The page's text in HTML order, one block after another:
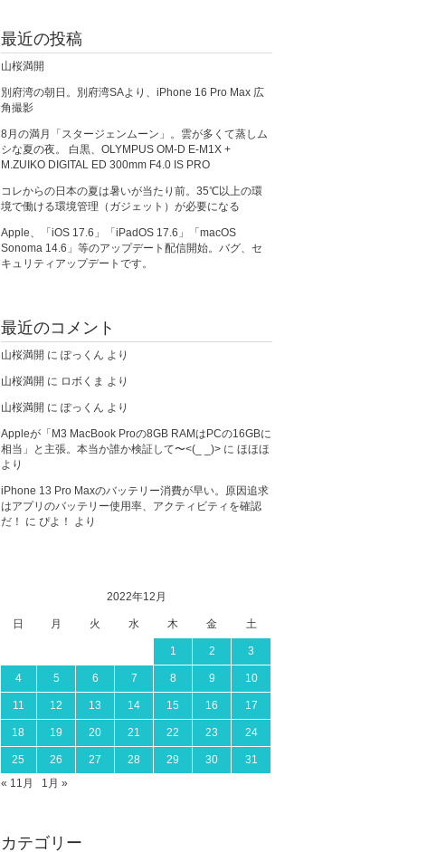
最近の投稿
山桜満開
別府湾の朝日。別府湾SAより、iPhone 16 Pro Max 広
角撮影
8月の満月「スタージェンムーン」。雲が多くて蒸しム
シな夏の夜。 白黒、OLYMPUS OM-D E-M1X +
M.ZUIKO DIGITAL ED 300mm F4.0 IS PRO
コレからの日本の夏は暑いが当たり前。35℃以上の環
境で働ける環境管理（ガジェット）が必要になる
Apple、「iOS 17.6」「iPadOS 17.6」「macOS
Sonoma 14.6」等のアップデート配信開始。バグ、セ
キュリティアップデートです。
最近のコメント
山桜満開 に ぽっくん より
山桜満開 に ロボくま より
山桜満開 に ぽっくん より
Appleが「M3 MacBook Proの8GB RAMはPCの16GBに
相当」と主張。本当か誰か検証して〜<(_ _)> に ほほほ
より
iPhone 13 Pro Maxのバッテリー消費が早い。原因追求
はアプリのバッテリー使用率、アクティビティを確認
だ！
に ぴよ！ より
2022年12月
日 月 火 水 木 金 土
1 2 3
4 5 6 7 8 9 10
11 12 13 14 15 16 17
18 19 20 21 22 23 24
25 26 27 28 29 30
31
« 11月
1月 »
カテゴリー